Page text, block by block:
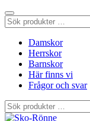
Sök
efter:
Damskor
Herrskor
Barnskor
Här finns vi
Frågor och svar
Sök
efter: